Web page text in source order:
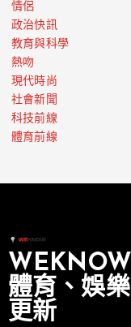
情侶
政治快訊
教育與科學
熱吻
現代時尚
社會新聞
科技前線
體育前線
體育、娛
更新